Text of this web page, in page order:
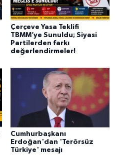
Çerçeve Yasa Teklifi
TBMM’ye Sunuldu; Siyasi
Partilerden farkı
değerlendirmeler!
Cumhurbaşkanı
Erdoğan'dan 'Terörsüz
Türkiye' mesajı